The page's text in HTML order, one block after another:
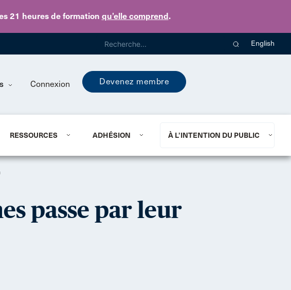
21 heures de formation qu’elle comprend.
content
English
Connexion Devenez membre
RESSOURCES ADHÉSION À L’INTENTION DU PUBLIC
passe par leur